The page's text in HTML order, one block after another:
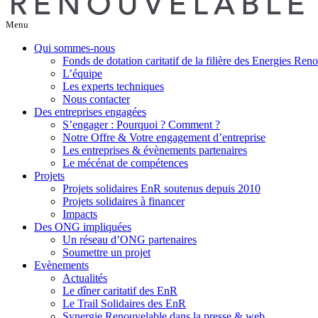
Menu
Qui sommes-nous
Fonds de dotation caritatif de la filière des Energies
L’équipe
Les experts techniques
Nous contacter
Des entreprises engagées
S’engager : Pourquoi ? Comment ?
Notre Offre & Votre engagement d’entreprise
Les entreprises & évènements partenaires
Le mécénat de compétences
Projets
Projets solidaires EnR soutenus depuis 2010
Projets solidaires à financer
Impacts
Des ONG impliquées
Un réseau d’ONG partenaires
Soumettre un projet
Evènements
Actualités
Le dîner caritatif des EnR
Le Trail Solidaires des EnR